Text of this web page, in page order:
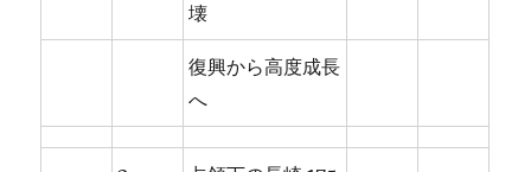
壊
復興から高度成長
へ